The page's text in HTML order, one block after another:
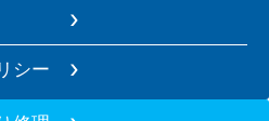
シー